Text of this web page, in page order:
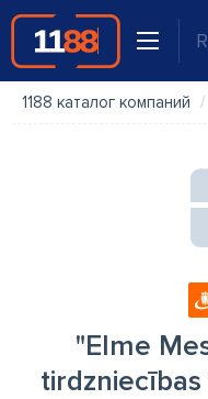
1188 каталог компаний
"Elme
tirdzniecības